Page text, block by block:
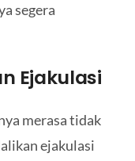
segera
Ejakulasi
merasa tidak
ejakulasi